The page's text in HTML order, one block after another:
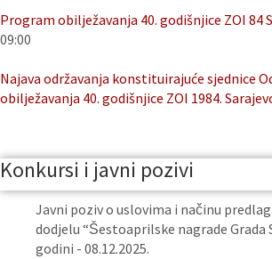
Program obilježavanja 40. godišnjice ZOI 84
09:00
Najava održavanja konstituirajuće sjednice
obilježavanja 40. godišnjice ZOI 1984.
Konkursi i javni pozivi
Javni poziv o uslovima i načinu
dodjelu “Šestoaprilske nagrade Grada
godini - 08.12.2025.